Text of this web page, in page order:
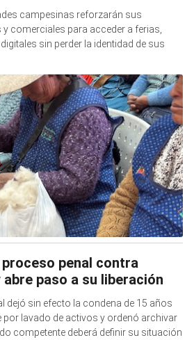
campesinas reforzarán sus
comerciales para acceder a ferias,
sin perder la identidad de sus
penal contra
abre paso a su liberación
dejó sin efecto la condena de 15 años
por lavado de activos y ordenó archivar
competente deberá definir su situación